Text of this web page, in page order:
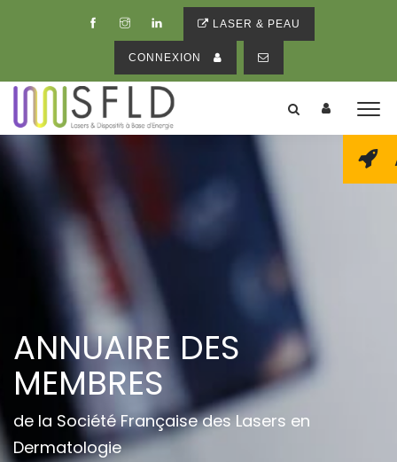
LASER & PEAU
CONNEXION
ANNUAIRE DES
MEMBRES
de la Société Française des Lasers en
Dermatologie